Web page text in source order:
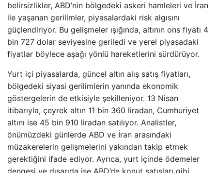
belirsizlikler, ABD’nin bölgedeki askeri hamleleri ve İran
ile yaşanan gerilimler, piyasalardaki risk algısını
güçlendiriyor. Bu gelişmeler ışığında, altının ons fiyatı 4
bin 727 dolar seviyesine geriledi ve yerel piyasadaki
fiyatlar böylece aşağı yönlü hareketlerini sürdürüyor.
Yurt içi piyasalarda, güncel altın alış satış fiyatları,
bölgedeki siyasi gerilimlerin yanında ekonomik
göstergelerin de etkisiyle şekilleniyor. 13 Nisan
itibarıyla, çeyrek altın 11 bin 360 liradan, Cumhuriyet
altını ise 45 bin 910 liradan satılıyor. Analistler,
önümüzdeki günlerde ABD ve İran arasındaki
müzakerelerin gelişmelerini yakından takip etmek
gerektiğini ifade ediyor. Ayrıca, yurt içinde ödemeler
dengesi ve dışarıda ise ABD’de konut satışları gibi